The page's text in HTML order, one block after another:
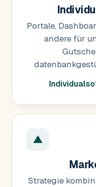
Portale,
andere für
▲
Strategie